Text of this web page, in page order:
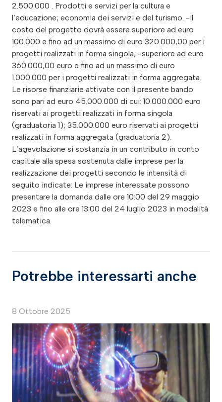
2.500.000 . Prodotti e servizi per la cultura e
l’educazione; economia dei servizi e del turismo. -il
costo del progetto dovrà essere superiore ad euro
100.000 e fino ad un massimo di euro 320.000,00 per i
progetti realizzati in forma singola; -superiore ad euro
360.000,00 euro e fino ad un massimo di euro
1.000.000 per i progetti realizzati in forma aggregata.
Le risorse finanziarie attivate con il presente bando
sono pari ad euro 45.000.000 di cui: 10.000.000 euro
riservati ai progetti realizzati in forma singola
(graduatoria 1); 35.000.000 euro riservati ai progetti
realizzati in forma aggregata (graduatoria 2).
L’agevolazione si sostanzia in un contributo in conto
capitale alla spesa sostenuta dalle imprese per la
realizzazione dei progetti secondo le intensità di
seguito indicate: Le imprese interessate possono
presentare la domanda dalle ore 10:00 del 29 maggio
2023 e fino alle ore 13:00 del 24 luglio 2023 in modalità
telematica.
Potrebbe interessarti anche
8 Ottobre 2025